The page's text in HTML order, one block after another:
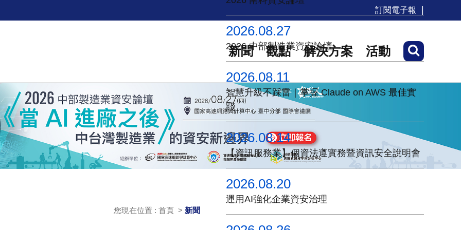
訂閱電子報
新聞 觀點 解決方案 活動
您現在位置 : 首頁 > 新聞
2026.08.27
2026 中部製造業資安論壇
2026.08.11
智慧升級不踩雷｜掌握 Claude on AWS 最佳實
踐
2026.08.14
【資訊服務業】個資法遵實務暨資訊安全說明會
2026.08.20
運用AI強化企業資安治理